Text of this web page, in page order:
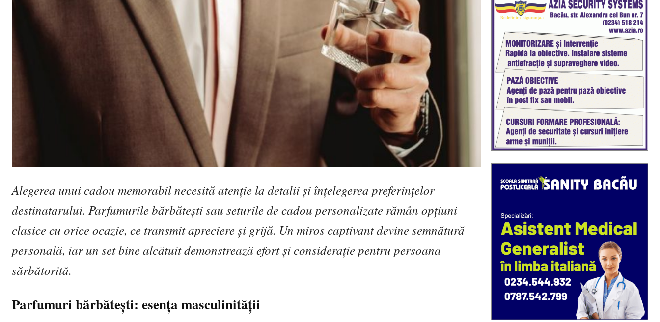
Alegerea unui cadou memorabil necesită atenție la detalii și înțelegerea preferințelor
destinatarului. Parfumurile bărbătești sau seturile de cadou personalizate rămân opțiuni
clasice cu orice ocazie, ce transmit apreciere și grijă. Un miros captivant devine semnătură
personală, iar un set bine alcătuit demonstrează efort și considerație pentru persoana
sărbătorită.
Parfumuri bărbătești: esența masculinității